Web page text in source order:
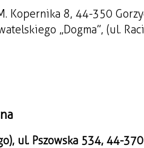
Kopernika 8, 44-350
„Dogma”, (ul.
ul. Pszowska 534, 44-